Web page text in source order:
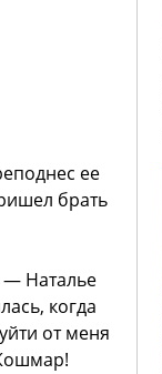
ее
брать
— Наталье
когда
от меня